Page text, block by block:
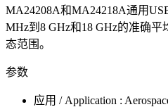
MA24208A和MA24218A通用
MHz到8 GHz和18 GHz的准确
态范围。
参数
应用 / Application :